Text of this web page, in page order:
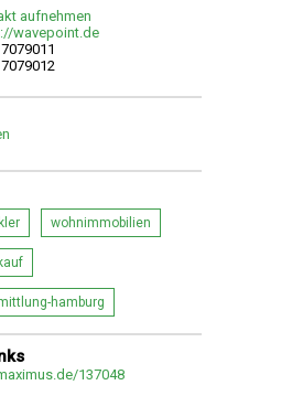
aufnehmen
wavepoint.de
wohnimmobilien
hamburg
137048